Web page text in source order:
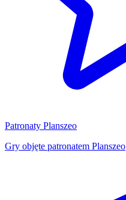
Patronaty Planszeo
Gry objęte patronatem Planszeo